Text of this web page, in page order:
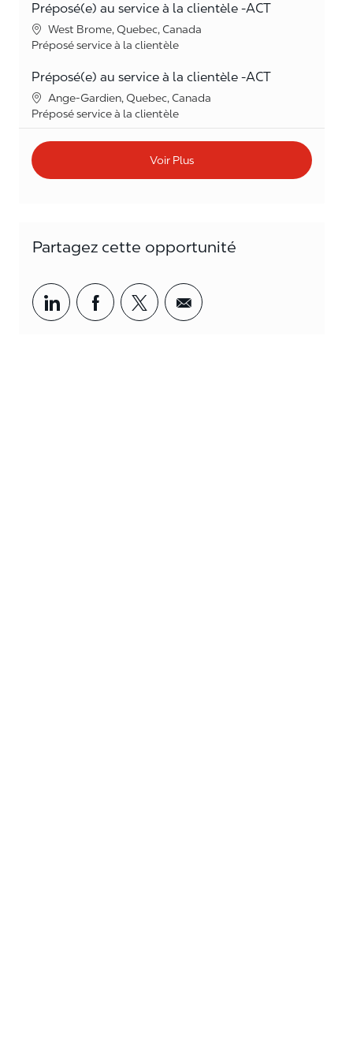
Préposé(e) au service à la clientèle -ACT
LieuWest Brome, Quebec, Canada
Catégorie
Préposé service à la clientèle
Préposé(e) au service à la clientèle -ACT
LieuAnge-Gardien, Quebec, Canada
Catégorie
Préposé service à la clientèle
Voir Plus
Partagez cette opportunité
Partager par LinkedIn
Partager par Facebook
<span<span